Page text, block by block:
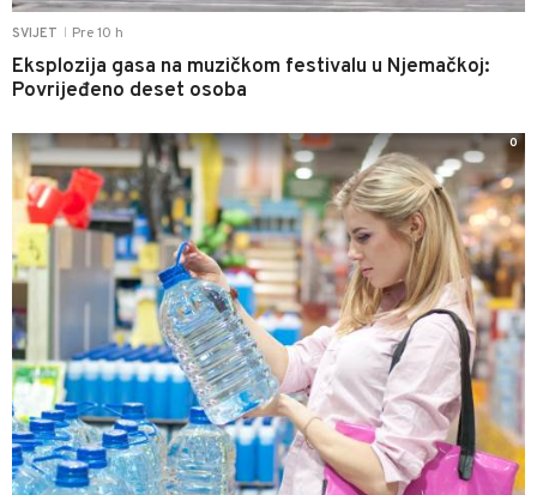
SVIJET Pre 10 h
Eksplozija gasa na muzičkom festivalu u Njemačkoj:
Povrijeđeno deset osoba
0